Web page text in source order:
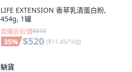
LIFE EXTENSION 香草乳清蛋白粉,
454g, 1罐
首購折扣價$810
35% $520 ($11.45/10g)
缺貨